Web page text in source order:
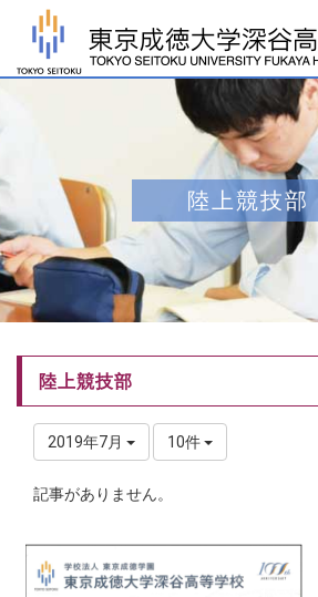
陸上競技部
陸上競技部
2019年7月 10件
記事がありません。